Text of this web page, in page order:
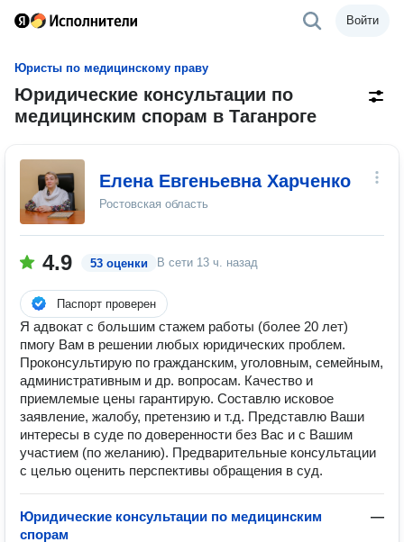
Войти
Юристы по медицинскому праву
Юридические консультации по
медицинским спорам в Таганроге
Елена Евгеньевна Харченко
Ростовская область
4.9 53 оценки В сети 13 ч. назад
Паспорт проверен
Я адвокат с большим стажем работы (более 20 лет)
пмогу Вам в решении любых юридических проблем.
Проконсультирую по гражданским, уголовным, семейным,
административным и др. вопросам. Качество и
приемлемые цены гарантирую. Составлю исковое
заявление, жалобу, претензию и т.д. Представлю Ваши
интересы в суде по доверенности без Вас и с Вашим
участием (по желанию). Предварительные консультации
с целью оценить перспективы обращения в суд.
Юридические консультации по медицинским
спорам
—